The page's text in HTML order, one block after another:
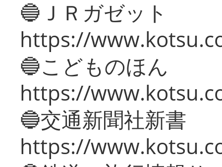
🔵ＪＲガゼット
https://
🔵こどものほん
https://
🔵交通新聞社新書
https://